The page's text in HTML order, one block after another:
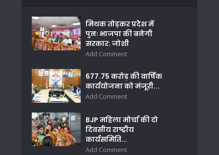
मिथक तोड़कर प्रदेश में
पुनः भाजपा की बनेगी
सरकार: जोशी
Add Comment
677.75 करोड़ की वार्षिक
कार्ययोजना को मंजूरी...
Add Comment
BJP महिला मोर्चा की दो
दिवसीय राष्ट्रीय
कार्यसमिति...
Add Comment